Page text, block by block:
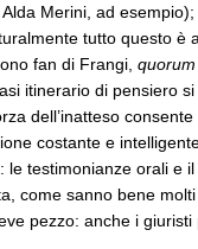
Merini, ad
tutto questo è
fan di Frangi,
itinerario di pensiero
dell’inatteso
costante e
le testimonianze orali e
come sanno bene
pezzo: anche i